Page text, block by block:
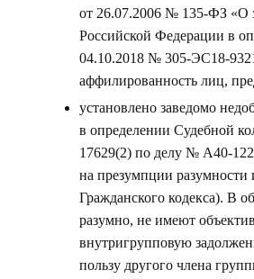
от 26.07.2006 № 135-ФЗ «О
Российской Федерации в
04.10.2018 № 305-ЭС18-
аффилированность лиц,
установлено заведомо
в определении Судебной
17629(2) по делу № А40-
на презумпции разумности
Гражданского кодекса). В
разумно, не имеют
внутригрупповую
пользу другого члена